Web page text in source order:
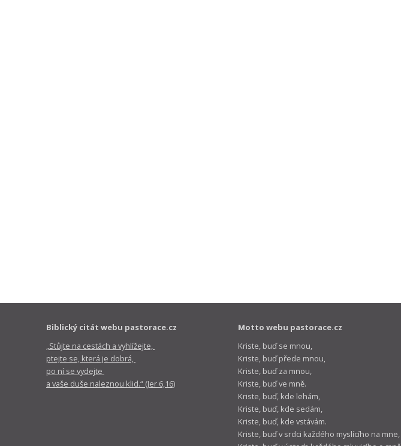
Biblický citát webu pastorace.cz
„Stůjte na cestách a vyhlížejte,
ptejte se, která je dobrá,
po ní se vydejte
a vaše duše naleznou klid.“ (Jer 6,16)
Motto webu pastorace.cz
Kriste, buď se mnou,
Kriste, buď přede mnou,
Kriste, buď za mnou,
Kriste, buď ve mně.
Kriste, buď, kde lehám,
Kriste, buď, kde sedám,
Kriste, buď, kde vstávám.
Kriste, buď v srdci každého myslícího na mne,